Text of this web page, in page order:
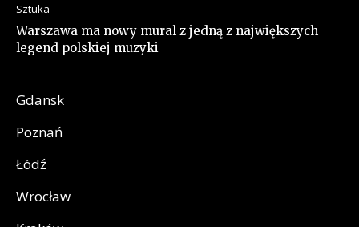
Sztuka
Warszawa ma nowy mural z jedną z największych
legend polskiej muzyki
Gdansk
Poznań
Łódź
Wrocław